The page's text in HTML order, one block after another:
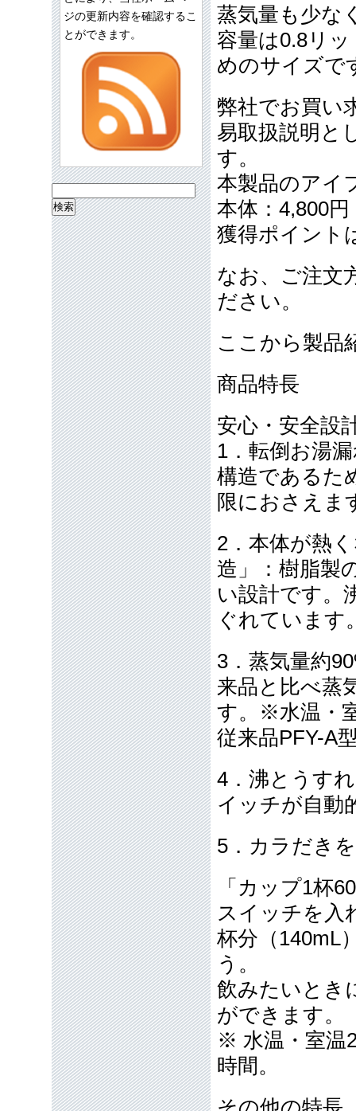
蒸気量も少な
容量は0.8リ
めのサイズで
弊社でお買い
易取扱説明と
す。
本製品のアイ
本体：4,800
獲得ポイント
なお、ご注文
ださい。
ここから製品
商品特長
安心・安全設
1．転倒お湯
構造であるた
限におさえま
2．本体が熱
造」：樹脂製
い設計です。
ぐれています
3．蒸気量約
来品と比べ蒸
す。※水温・
従来品PFY-A
4．沸とうす
イッチが自動
5．カラだき
「カップ1杯
スイッチを入
杯分（140mL
う。
飲みたいとき
ができます。
※ 水温・室温
時間。
ジの更新内容を確認するこ
とができます。
索: